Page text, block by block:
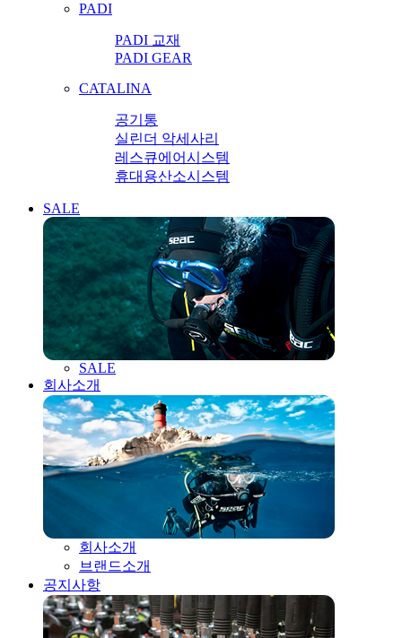
PADI
PADI 교재
PADI GEAR
CATALINA
공기통
실린더 악세사리
레스큐에어시스템
휴대용산소시스템
SALE
SALE
회사소개
회사소개
브랜드소개
공지사항